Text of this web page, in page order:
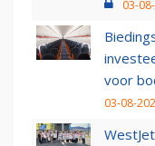
03-
voor
03-08-